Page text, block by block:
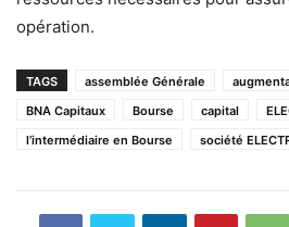
opération.
TAGS assemblée Générale
BNA Capitaux
Bourse capital
l’intermédiaire en Bourse
société